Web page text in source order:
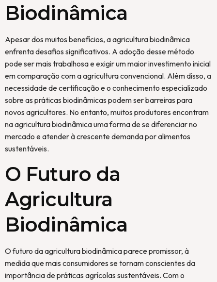
Biodinâmica
Apesar dos muitos benefícios, a agricultura biodinâmica
enfrenta desafios significativos. A adoção desse método
pode ser mais trabalhosa e exigir um maior investimento inicial
em comparação com a agricultura convencional. Além disso, a
necessidade de certificação e o conhecimento especializado
sobre as práticas biodinâmicas podem ser barreiras para
novos agricultores. No entanto, muitos produtores encontram
na agricultura biodinâmica uma forma de se diferenciar no
mercado e atender à crescente demanda por alimentos
sustentáveis.
O Futuro da
Agricultura
Biodinâmica
O futuro da agricultura biodinâmica parece promissor, à
medida que mais consumidores se tornam conscientes da
importância de práticas agrícolas sustentáveis. Com o